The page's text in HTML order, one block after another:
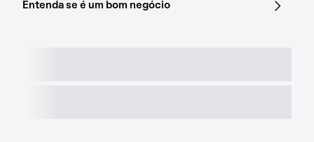
Entenda se é um bom negócio